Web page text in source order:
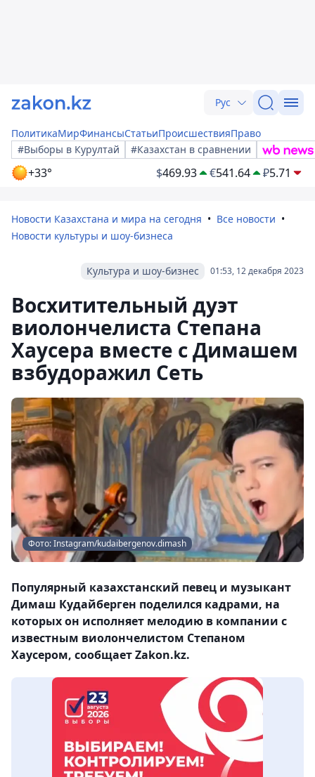
Рус
ПолитикаМирФинансыСтатьиПроисшествияПраво
#Выборы в Курултай
#Казахстан в сравнении
+33° $469.93 €541.64 ₽5.71
Новости Казахстана и мира на сегодня
Все новости
Новости культуры и шоу-бизнеса
01:53, 12 декабря 2023
Культура и шоу-бизнес
Восхитительный дуэт
виолончелиста Степана
Хаусера вместе с Димашем
взбудоражил Сеть
Фото: Instagram/kudaibergenov.dimash
Популярный казахстанский певец и музыкант
Димаш Кудайберген поделился кадрами, на
которых он исполняет мелодию в компании с
известным виолончелистом Степаном
Хаусером, сообщает Zakon.kz.